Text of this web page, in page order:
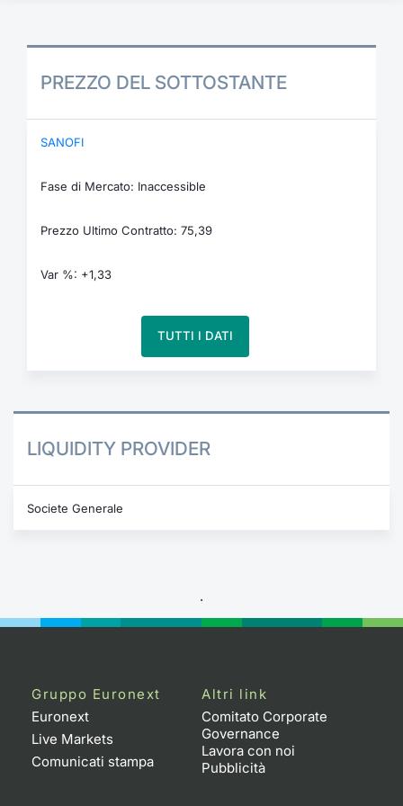
PREZZO DEL SOTTOSTANTE
SANOFI
Fase di Mercato: Inaccessible
Prezzo Ultimo Contratto: 75,39
Var %: +1,33
TUTTI I DATI
LIQUIDITY PROVIDER
Societe Generale
.
Gruppo Euronext
Euronext
Live Markets
Comunicati stampa
Altri link
Comitato Corporate
Governance
Lavora con noi
Pubblicità